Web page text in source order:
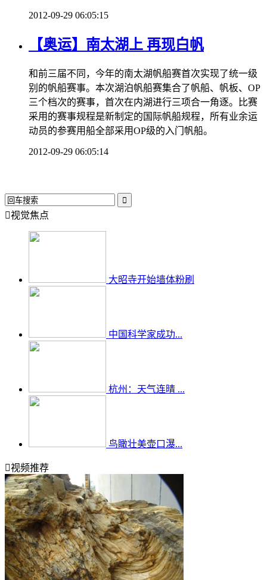
2012-09-29 06:05:15
【奥运】南太湖上 再现白帆
和前三届不同，今年的南太湖帆船赛首次实现了统一级
别的帆船赛事。本次湖泊帆船赛集合了帆船、帆板、OP
三个档次的赛事，首次在内湖进行三项合一角逐。比赛
采用的赛事规程是新制定的国际帆船规程，所有业余运
动员的参赛用船全部采用OP级的入门帆船。
2012-09-29 06:05:14

视觉焦点
大昭寺开始墙体粉刷
中国科学家成功...
杭州：天气连晴 ...
鸟瞰壮美壶口瀑...
视频推荐